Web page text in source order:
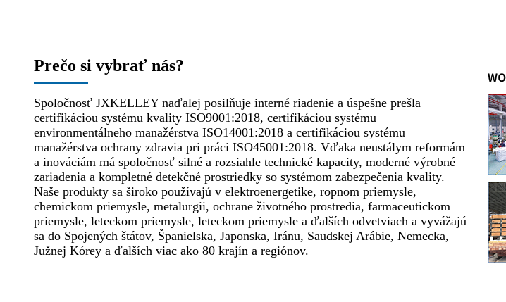
Prečo si vybrať nás?
Spoločnosť JXKELLEY naďalej posilňuje interné riadenie a úspešne prešla
certifikáciou systému kvality ISO9001:2018, certifikáciou systému
environmentálneho manažérstva ISO14001:2018 a certifikáciou systému
manažérstva ochrany zdravia pri práci ISO45001:2018. Vďaka neustálym reformám
a inováciám má spoločnosť silné a rozsiahle technické kapacity, moderné výrobné
zariadenia a kompletné detekčné prostriedky so systémom zabezpečenia kvality.
Naše produkty sa široko používajú v elektroenergetike, ropnom priemysle,
chemickom priemysle, metalurgii, ochrane životného prostredia, farmaceutickom
priemysle, leteckom priemysle, leteckom priemysle a ďalších odvetviach a vyvážajú
sa do Spojených štátov, Španielska, Japonska, Iránu, Saudskej Arábie, Nemecka,
Južnej Kórey a ďalších viac ako 80 krajín a regiónov.